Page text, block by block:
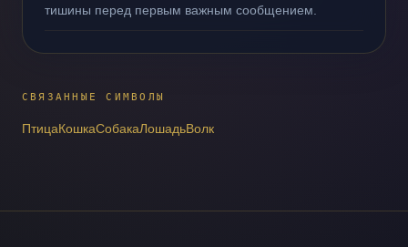
тишины перед первым важным сообщением.
СВЯЗАННЫЕ СИМВОЛЫ
ПтицаКошкаСобакаЛошадьВолк